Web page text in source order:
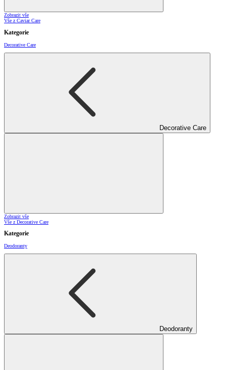
Zobrazit vše
Vše z Caviar Care
Kategorie
Decorative Care
Decorative Care
Zobrazit vše
Vše z Decorative Care
Kategorie
Deodoranty
Deodoranty